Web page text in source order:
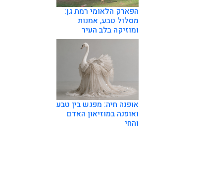
הפארק הלאומי רמת גן:
מסלול טבע, אמנות
ומוזיקה בלב העיר
אופנה חיה: מפגש בין טבע
ואופנה במוזיאון האדם
והחי